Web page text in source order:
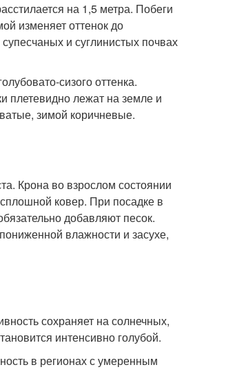
на 1,5 метра. Побеги
изменяет оттенок до
и суглинистых почвах
сизого оттенка.
плетевидно лежат на земле и
зимой коричневые.
Крона во взрослом состоянии
ковер. При посадке в
добавляют песок.
влажности и засухе,
сохраняет на солнечных,
интенсивно голубой.
в регионах с умеренным